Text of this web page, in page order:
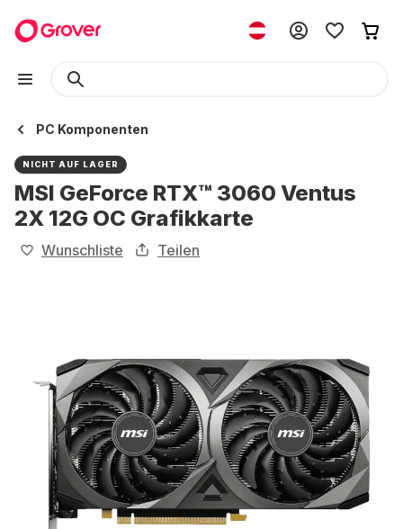
PC Komponenten
NICHT AUF LAGER
MSI GeForce RTX™ 3060 Ventus
2X 12G OC Grafikkarte
Wunschliste Teilen